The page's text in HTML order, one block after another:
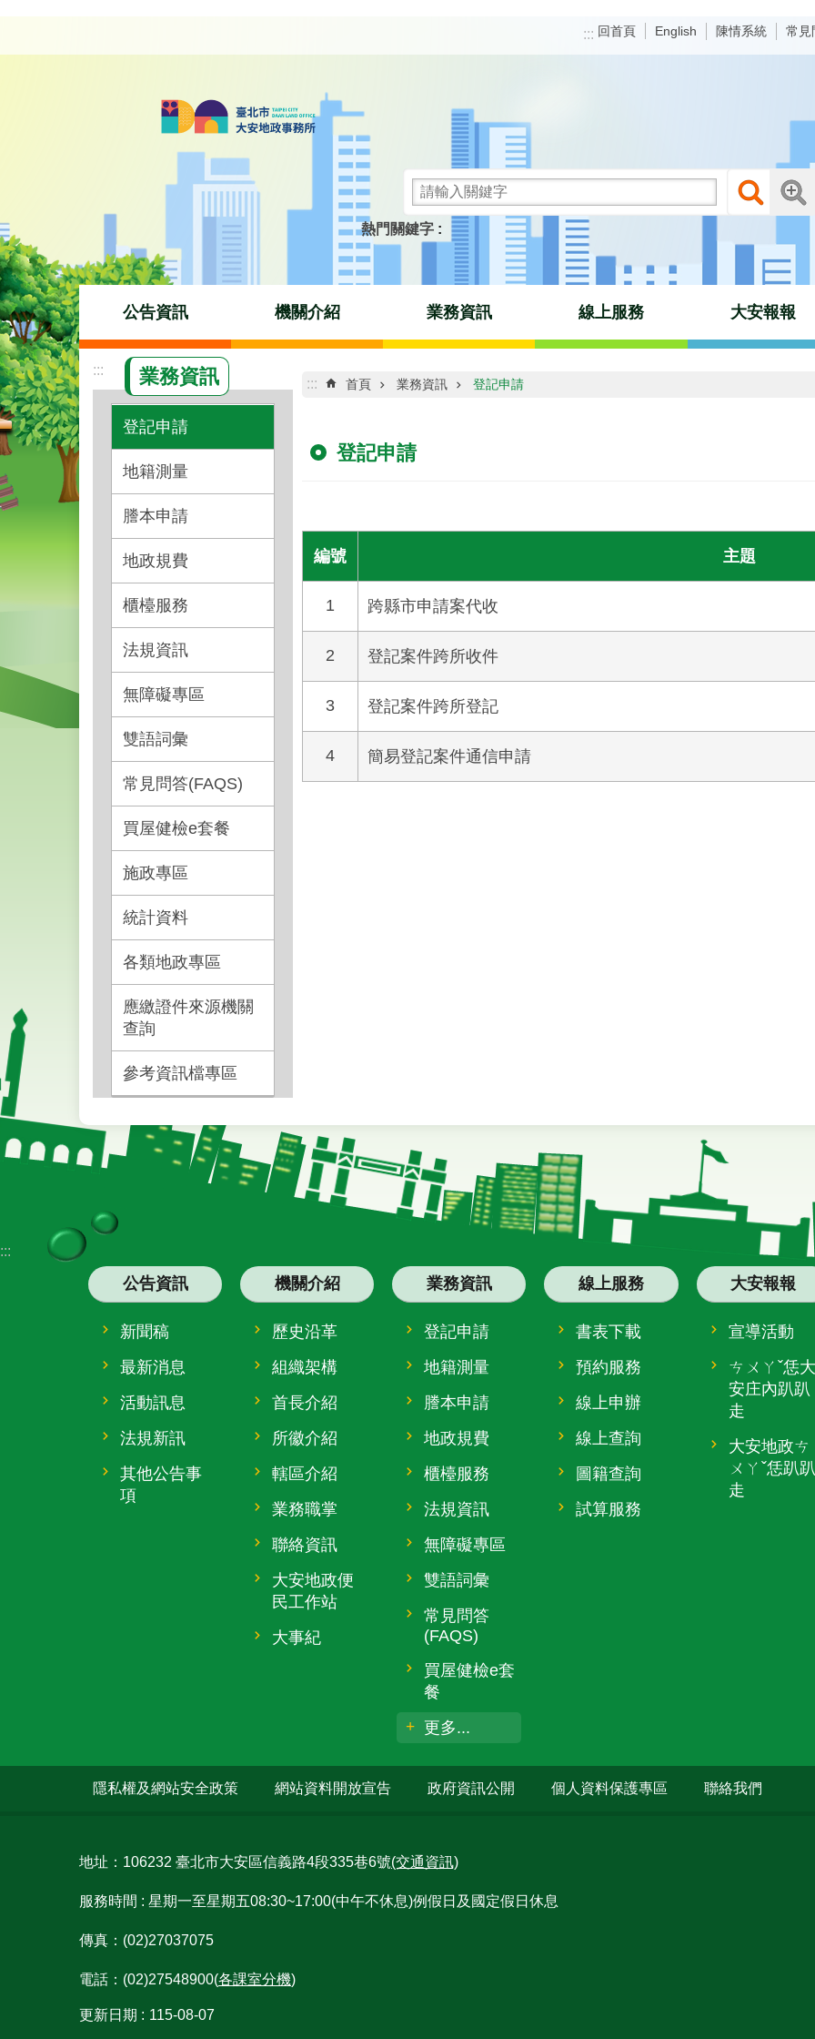
::: 回首頁 English 陳情系統 常見
熱門關鍵字
公告資訊 機關介紹 業務資訊 線上服務 大安報報
::: 業務資訊
登記申請
地籍測量
謄本申請
地政規費
櫃檯服務
法規資訊
無障礙專區
雙語詞彙
常見問答(FAQS)
買屋健檢e套餐
施政專區
統計資料
各類地政專區
應繳證件來源機關
查詢
參考資訊檔專區
::: 首頁 業務資訊 登記申請
登記申請
編號 主題
1 跨縣市申請案代收
2 登記案件跨所收件
3 登記案件跨所登記
4 簡易登記案件通信申請
:::
公告資訊
新聞稿
最新消息
活動訊息
法規新訊
其他公告事
項
機關介紹
歷史沿革
組織架構
首長介紹
所徽介紹
轄區介紹
業務職掌
聯絡資訊
大安地政便
民工作站
大事紀
業務資訊
登記申請
地籍測量
謄本申請
地政規費
櫃檯服務
法規資訊
無障礙專區
雙語詞彙
常見問答
(FAQS)
買屋健檢e套
餐
更多...
線上服務
書表下載
預約服務
線上申辦
線上查詢
圖籍查詢
試算服務
大安報報
宣導活動
ㄘㄨㄚˇ恁大
安庄內趴趴
走
大安地政ㄘ
ㄨㄚˇ恁趴趴
走
隱私權及網站安全政策 網站資料開放宣告 政府資訊公開 個人資料保護專區 聯絡我們
地址：106232 臺北市大安區信義路4段335巷6號(交通資訊)
服務時間 : 星期一至星期五08:30~17:00(中午不休息)例假日及國定假日休息
傳真：(02)27037075
電話：(02)27548900(各課室分機)
更新日期 115-08-07